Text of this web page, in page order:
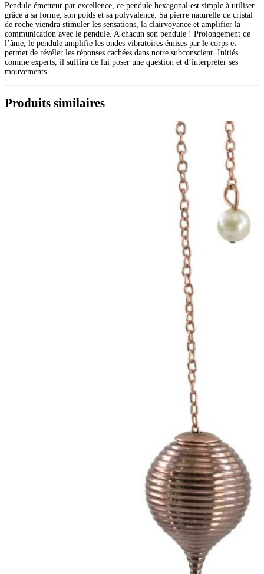
Pendule émetteur par excellence, ce pendule hexagonal est simple à utiliser
grâce à sa forme, son poids et sa polyvalence. Sa pierre naturelle de cristal
de roche viendra stimuler les sensations, la clairvoyance et amplifier la
communication avec le pendule. A chacun son pendule ! Prolongement de
l’âme, le pendule amplifie les ondes vibratoires émises par le corps et
permet de révéler les réponses cachées dans notre subconscient. Initiés
comme experts, il suffira de lui poser une question et d’interpréter ses
mouvements.
Produits similaires